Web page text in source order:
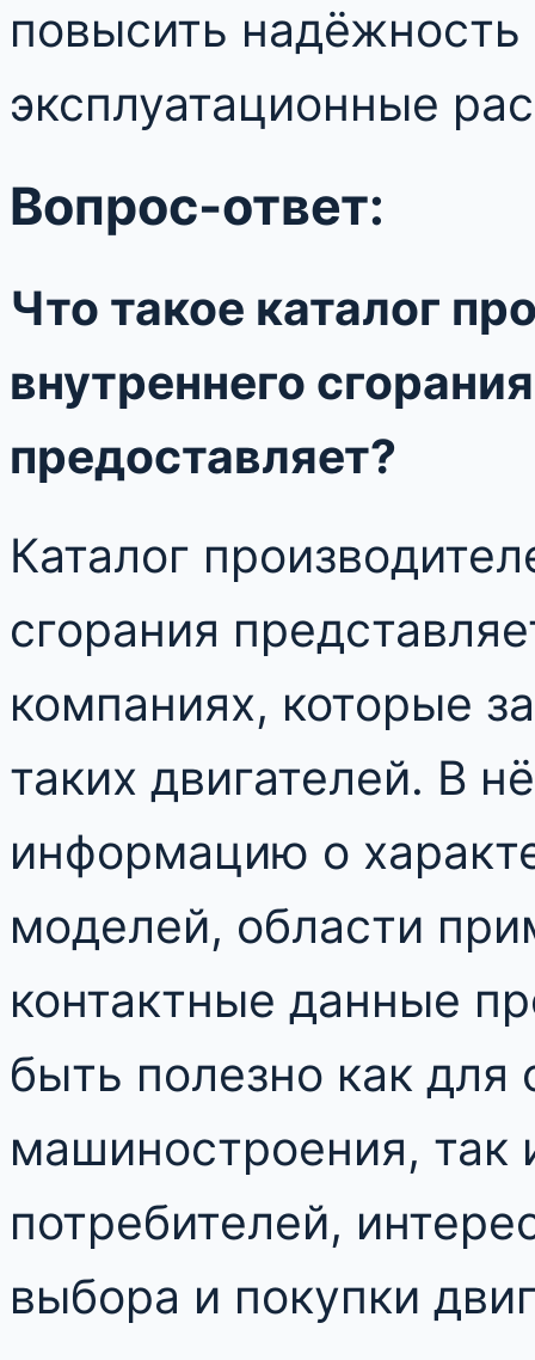
повысить надёжность
эксплуатационные
Вопрос-ответ:
Что такое каталог
внутреннего
предоставляет?
Каталог
сгорания
компаниях, которые
таких двигателей. В
информацию о
моделей, области
контактные данные
быть полезно как для
машиностроения, так
потребителей,
выбора и покупки